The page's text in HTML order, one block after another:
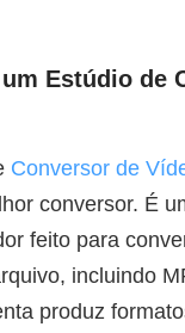
Estúdio de
Conversor de
conversor. É
feito para
incluindo
produz